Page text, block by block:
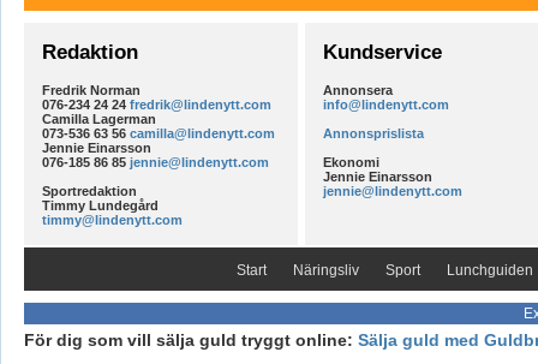
Redaktion
Fredrik Norman
076-234 24 24 fredrik@lindenytt.com
Camilla Lagerman
073-536 63 56 camilla@lindenytt.com
Jennie Einarsson
076-185 86 85 jennie@lindenytt.com
Sportredaktion
Timmy Lundegård
timmy@lindenytt.com
Kundservice
Annonsera
info@lindenytt.com
Annonsprislista
Ekonomi
Jennie Einarsson
jennie@lindenytt.com
Start Näringsliv Sport Lunchguiden
För dig som vill sälja guld tryggt online: Sälja guld med